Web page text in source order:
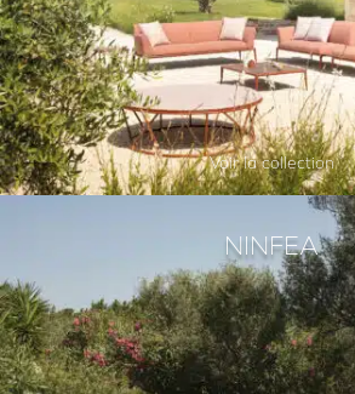
Voir la collection
NINFEA